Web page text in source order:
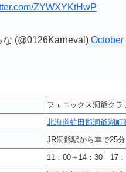
ZYWXYKtHwP
(@0126Karneval) October
フェニックス洞爺クラ
北海道虻田郡洞爺湖町
JR洞爺駅から車で25分
11：00～14：30 17